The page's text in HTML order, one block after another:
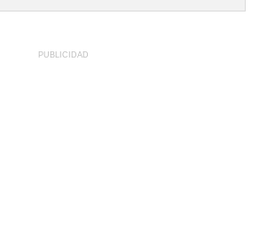
PUBLICIDAD